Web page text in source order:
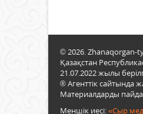
© 2026. Zhanaqorgan-
Қазақстан
21.07.2022 жылы
® Агенттік сайтында
Материалдарды
Меншік иесі:«Сыр